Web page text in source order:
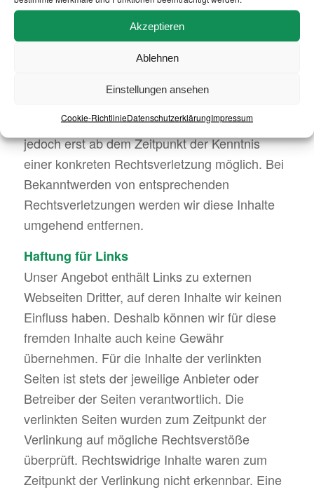
Akzeptieren
Ablehnen
Einstellungen ansehen
Cookie-RichtlinieDatenschutzerklärungImpressum
nach Umständen zu forschen, die auf eine
rechtswidrige Tätigkeit hinweisen.
Verpflichtungen zur Entfernung oder Sperrung
der Nutzung von Informationen nach den
unberührt. Eine diesbezügliche Haftung ist
jedoch erst ab dem Zeitpunkt der Kenntnis
einer konkreten Rechtsverletzung möglich. Bei
Bekanntwerden von entsprechenden
Rechtsverletzungen werden wir diese Inhalte
umgehend entfernen.
Haftung für Links
Unser Angebot enthält Links zu externen
Webseiten Dritter, auf deren Inhalte wir keinen
Einfluss haben. Deshalb können wir für diese
fremden Inhalte auch keine Gewähr
übernehmen. Für die Inhalte der verlinkten
Seiten ist stets der jeweilige Anbieter oder
Betreiber der Seiten verantwortlich. Die
verlinkten Seiten wurden zum Zeitpunkt der
Verlinkung auf mögliche Rechtsverstöße
überprüft. Rechtswidrige Inhalte waren zum
Zeitpunkt der Verlinkung nicht erkennbar. Eine